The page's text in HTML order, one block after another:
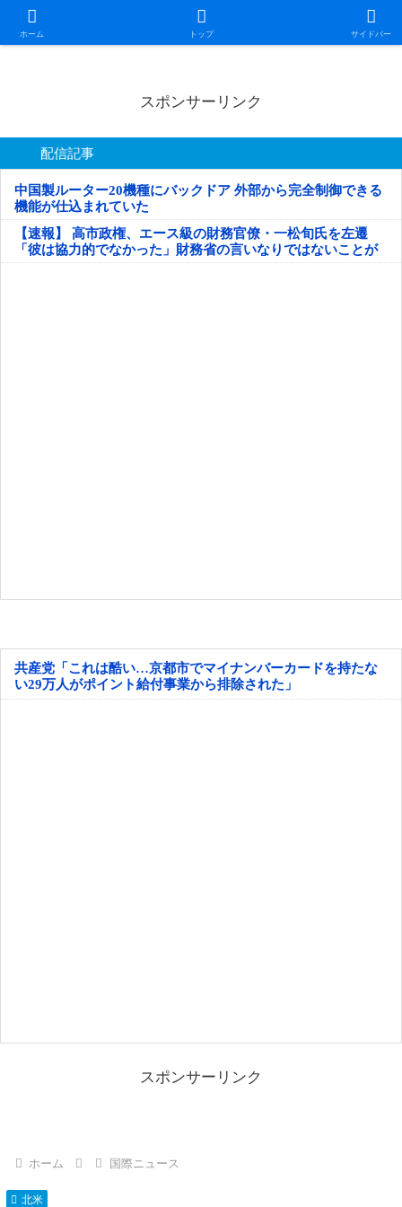
ホーム トップ サイドバー
日本第一！ニュース録
スポンサーリンク
配信記事
中国製ルーター20機種にバックドア 外部から完全制御できる
機能が仕込まれていた
【速報】 高市政権、エース級の財務官僚・一松旬氏を左遷
「彼は協力的でなかった」財務省の言いなりではないことが
判明
共産党「これは酷い…京都市でマイナンバーカードを持たな
い29万人がポイント給付事業から排除された」
スポンサーリンク
ホーム 国際ニュース
北米